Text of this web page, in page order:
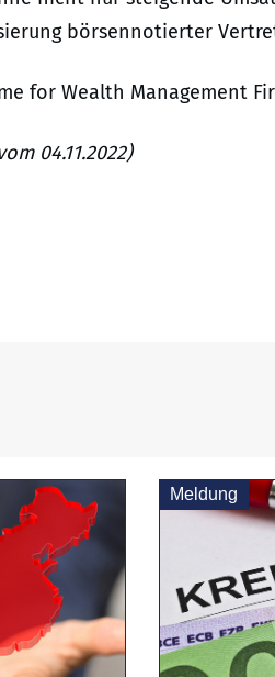
börsennotierter
for Wealth Management
04.11.2022)
Meldung